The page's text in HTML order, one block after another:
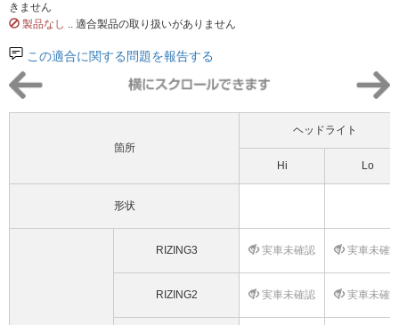
きません
製品なし .. 適合製品の取り扱いがありません
この適合に関する問題を報告する
箇所
ヘッドライト
Hi Lo
形状
RIZING3 実車未確認 実車未確
RIZING2 実車未確認 実車未確